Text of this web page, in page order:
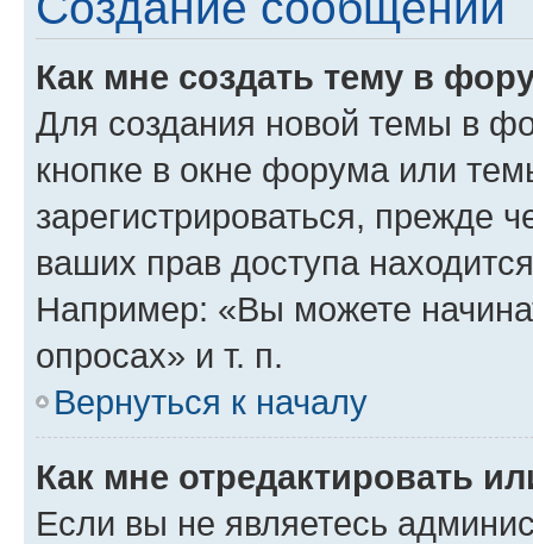
Как мне создать тему в
Для создания новой темы в
кнопке в окне форума или
зарегистрироваться, прежде
ваших прав доступа
Например: «Вы можете
опросах» и т. п.
Вернуться к началу
Как мне отредактировать
Если вы не являетесь